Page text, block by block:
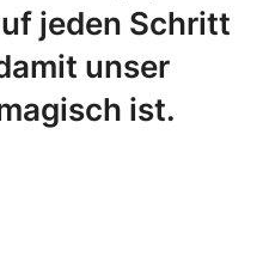
jeden Schritt
unser
ist.